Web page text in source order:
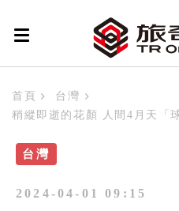
首頁
台灣
稍縱即逝的花顏 人間4月天「
台灣
2024-04-01 09:15